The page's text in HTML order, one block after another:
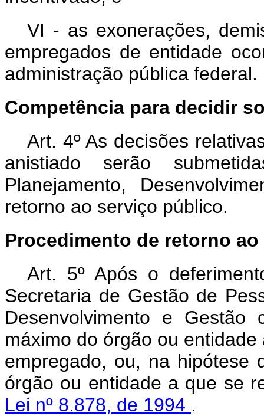
VI - as exonerações,
empregados de entidade
administração pública federal.
Competência para decidir
Art. 4º As decisões
anistiado serão
Planejamento,
retorno ao serviço público.
Procedimento de retorno
Art. 5º Após o
Secretaria de Gestão de
Desenvolvimento e Gestão
máximo do órgão ou
empregado, ou, na hipótese
órgão ou entidade a que se
Lei nº 8.878, de 1994 .